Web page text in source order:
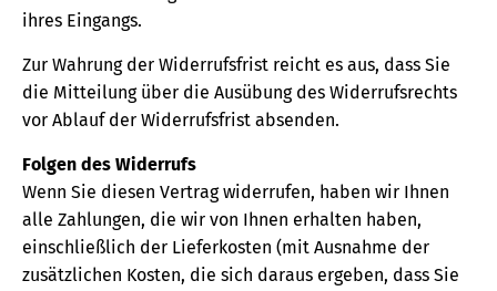
ihres Eingangs.
Zur Wahrung der Widerrufsfrist reicht es aus, dass Sie
die Mitteilung über die Ausübung des Widerrufsrechts
vor Ablauf der Widerrufsfrist absenden.
Folgen des Widerrufs
Wenn Sie diesen Vertrag widerrufen, haben wir Ihnen
alle Zahlungen, die wir von Ihnen erhalten haben,
einschließlich der Lieferkosten (mit Ausnahme der
zusätzlichen Kosten, die sich daraus ergeben, dass Sie